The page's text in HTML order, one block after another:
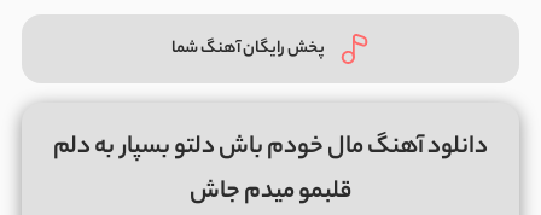
پخش رایگان آهنگ شما
دانلود آهنگ مال خودم باش دلتو بسپار به دلم
قلبمو میدم جاش